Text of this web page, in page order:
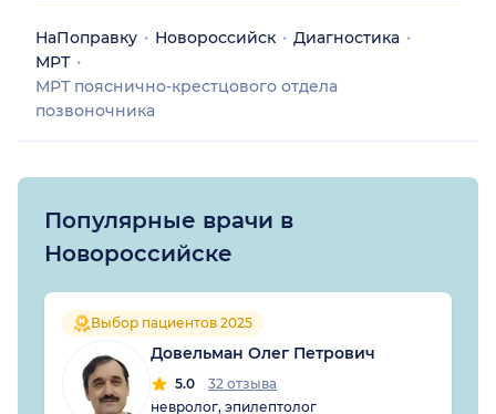
НаПоправку Новороссийск
Диагностика
МРТ
МРТ пояснично-крестцового отдела
позвоночника
Популярные врачи в
Новороссийске
Выбор пациентов 2025
Довельман Олег Петрович
5.0
32 отзыва
невролог, эпилептолог